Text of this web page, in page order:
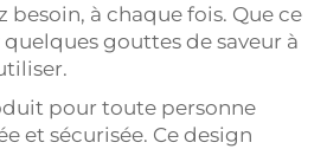
à chaque fois. Que ce
gouttes de saveur à
pour toute personne
et sécurisée. Ce design